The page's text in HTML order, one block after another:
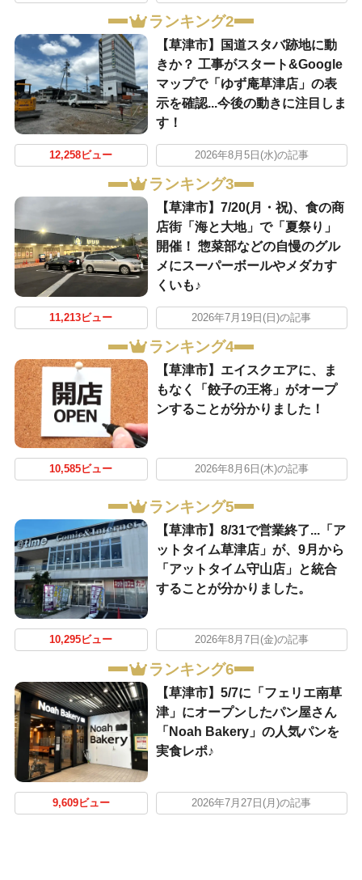
ランキング2
【草津市】国道スタバ跡地に動
きか？ 工事がスタート&Google
マップで「ゆず庵草津店」の表
示を確認...今後の動きに注目しま
す！
12,258ビュー 2026年8月5日(水)の記事
ランキング3
【草津市】7/20(月・祝)、食の商
店街「海と大地」で「夏祭り」
開催！ 惣菜部などの自慢のグル
メにスーパーボールやメダカす
くいも♪
11,213ビュー 2026年7月19日(日)の記事
ランキング4
【草津市】エイスクエアに、ま
もなく「餃子の王将」がオープ
ンすることが分かりました！
10,585ビュー 2026年8月6日(木)の記事
ランキング5
【草津市】8/31で営業終了...「ア
ットタイム草津店」が、9月から
「アットタイム守山店」と統合
することが分かりました。
10,295ビュー 2026年8月7日(金)の記事
ランキング6
【草津市】5/7に「フェリエ南草
津」にオープンしたパン屋さん
「Noah Bakery」の人気パンを
実食レポ♪
9,609ビュー 2026年7月27日(月)の記事